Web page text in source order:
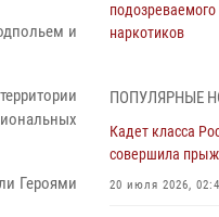
и
Героями
наркотиков
Вопрос
обороту оружия
ПОПУЛЯРНЫЕ
Кадет класса
совершила
20 июля 2026,